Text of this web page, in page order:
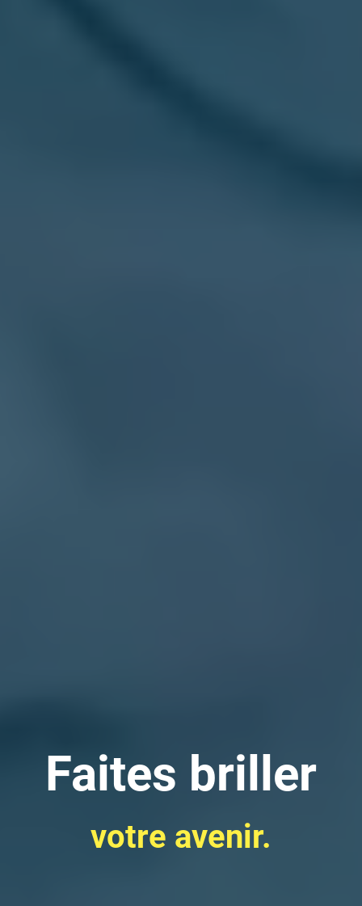
Faites briller
votre avenir.